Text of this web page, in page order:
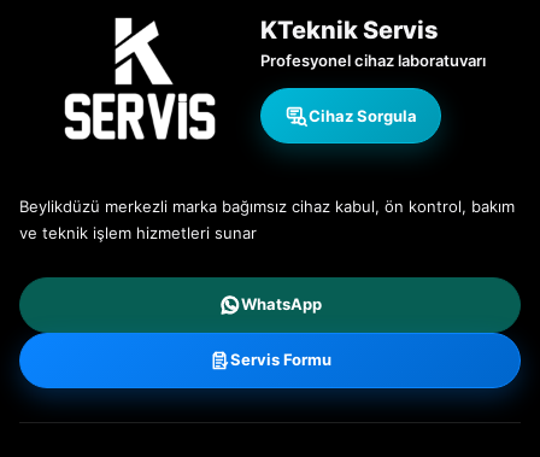
KTeknik Servis
Profesyonel cihaz laboratuvarı
Cihaz Sorgula
Beylikdüzü merkezli marka bağımsız cihaz kabul, ön kontrol, bakım
ve teknik işlem hizmetleri sunar
WhatsApp
Servis Formu